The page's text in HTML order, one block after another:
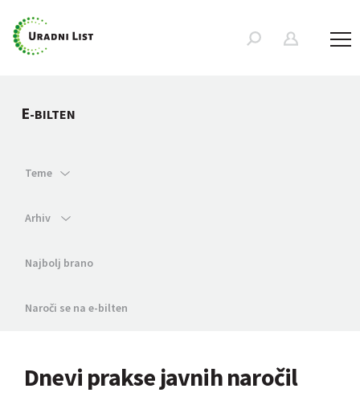
E-BILTEN
Teme
Arhiv
Najbolj brano
Naroči se na e-bilten
Dnevi prakse javnih naročil